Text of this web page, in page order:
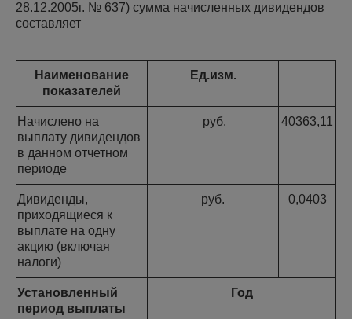
28.12.2005г. № 637) сумма начисленных дивидендов
составляет
Наименование
показателей
Ед.изм.
Начислено на
выплату дивидендов
в данном отчетном
периоде
руб. 40363,11
Дивиденды,
приходящиеся к
выплате на одну
акцию (включая
налоги)
руб. 0,0403
Установленный
период выплаты
Год